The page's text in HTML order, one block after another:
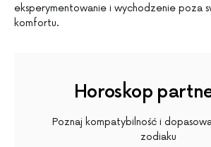
eksperymentowanie i wychodzenie poza
komfortu.
Horoskop
Poznaj kompatybilność i
zodiaku